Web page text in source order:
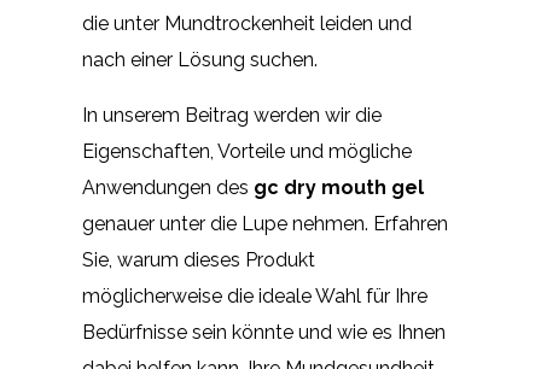
die unter Mundtrockenheit leiden und
nach einer Lösung suchen.
In unserem Beitrag werden wir die
Eigenschaften, Vorteile und mögliche
Anwendungen des gc dry mouth gel
genauer unter die Lupe nehmen. Erfahren
Sie, warum dieses Produkt
möglicherweise die ideale Wahl für Ihre
Bedürfnisse sein könnte und wie es Ihnen